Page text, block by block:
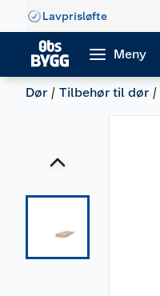
Lavprisløfte
Meny
Dør Tilbehør til dør